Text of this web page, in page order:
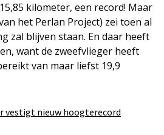
kilometer, een record! Maar
het Perlan Project) zei toen al
zal blijven staan. En daar heeft
want de zweefvlieger heeft
van maar liefst 19,9
vestigt nieuw hoogterecord